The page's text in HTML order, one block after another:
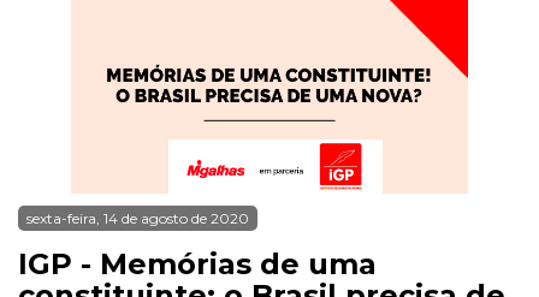
sexta-feira, 14 de agosto de 2020
IGP - Memórias de uma